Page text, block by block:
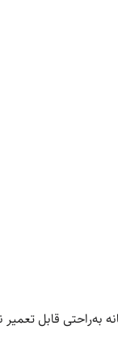
به‌راحتی قابل تعمیر